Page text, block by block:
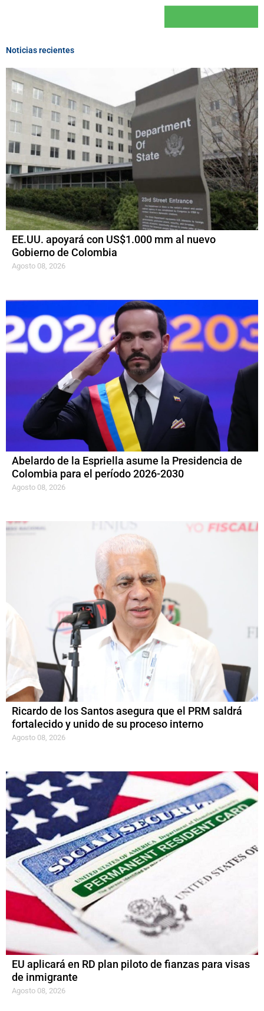
Noticias recientes
EE.UU. apoyará con US$1.000 mm al nuevo
Gobierno de Colombia
Agosto 08, 2026
Abelardo de la Espriella asume la Presidencia de
Colombia para el período 2026-2030
Agosto 08, 2026
Ricardo de los Santos asegura que el PRM saldrá
fortalecido y unido de su proceso interno
Agosto 08, 2026
EU aplicará en RD plan piloto de fianzas para visas
de inmigrante
Agosto 08, 2026